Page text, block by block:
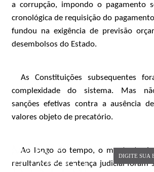
a corrupção, impondo o pagamento
cronológica de requisição do
fundou na exigência de previsão
desembolsos do Estado.
As Constituições subsequentes
complexidade do sistema. Mas
sanções efetivas contra a ausência
valores objeto de precatório.
Ao longo do tempo, o montante
resultantes de sentença judicial foram